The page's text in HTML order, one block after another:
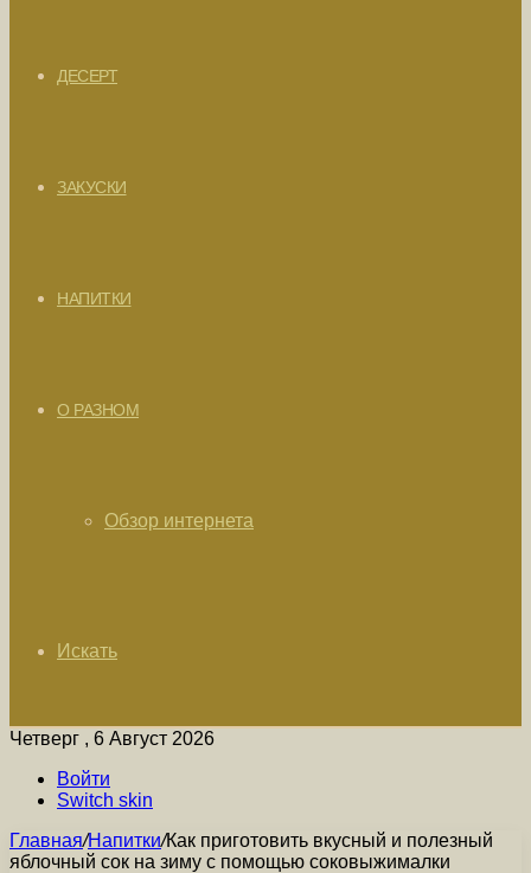
ДЕСЕРТ
ЗАКУСКИ
НАПИТКИ
О РАЗНОМ
Обзор интернета
Искать
Четверг , 6 Август 2026
Войти
Switch skin
Главная/Напитки/Как приготовить вкусный и полезный
яблочный сок на зиму с помощью соковыжималки